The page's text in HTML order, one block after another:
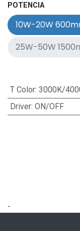
POTENCIA
10W-20W
25W-50W
T Color: 3000K/
Driver: ON/OFF
-